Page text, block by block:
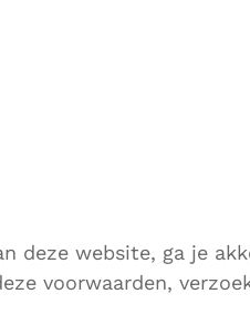
deze website, ga je
voorwaarden,